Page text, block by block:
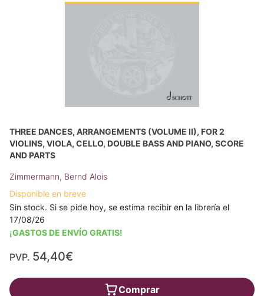
THREE DANCES, ARRANGEMENTS (VOLUME II), FOR 2
VIOLINS, VIOLA, CELLO, DOUBLE BASS AND PIANO, SCORE
AND PARTS
Zimmermann, Bernd Alois
Disponible en breve
Sin stock. Si se pide hoy, se estima recibir en la librería el
17/08/26
¡GASTOS DE ENVÍO GRATIS!
PVP. 54,40€
Comprar